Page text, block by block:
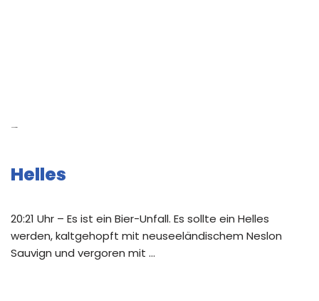
Helles
20:21 Uhr – Es ist ein Bier-Unfall. Es sollte ein Helles
werden, kaltgehopft mit neuseeländischem Neslon
Sauvign und vergoren mit …